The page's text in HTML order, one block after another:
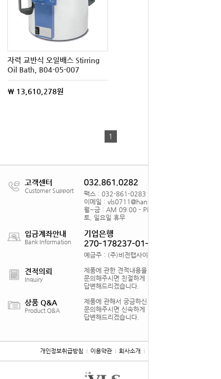
자력 교반식 오일배스 Stirring
Oil Bath, B04-05-007
\ 13,610,278원
1
고객센터
Customer Support
032.861.0282
팩스 : 032-861-0283
이메일 : vls0711@hanmail.net
월~금 : AM 09:00 - PM18:00
토, 일요일 휴무
입금계좌안내
Bank Information
기업은행
270-178237-01-012
예금주 : (주)비전랩사이언스
견적의뢰
Inquiry
제품에 관한 견적내용을
문의해주시면 친절하게
답변해드리겠습니다.
상품 Q&A
Product Q&A
제품에 관해서 궁금하신 점을
문의해주시면 신속하게
답변해드리겠습니다.
개인정보취급방침 이용약관 회사소개 찾아오시는 길